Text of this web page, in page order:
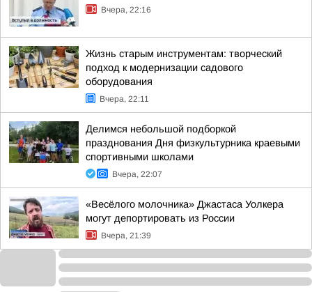
Вчера, 22:16
Жизнь старым инструментам: творческий
подход к модернизации садового
оборудования
Вчера, 22:11
Делимся небольшой подборкой
празднования Дня физкультурника краевыми
спортивными школами
Вчера, 22:07
«Весёлого молочника» Джастаса Уолкера
могут депортировать из России
Вчера, 21:39